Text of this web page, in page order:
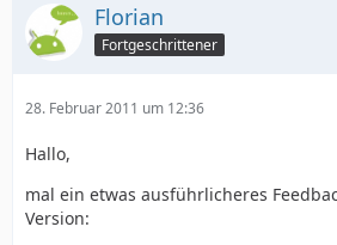
Florian
Fortgeschrittener
28. Februar 2011 um 12:36
Hallo,
mal ein etwas ausführlicheres
Version: